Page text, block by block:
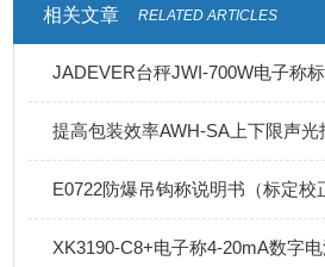
相关文章 RELATED ARTICLES
JADEVER台秤JWI-700W电子称
提高包装效率AWH-SA上下限声光
E0722防爆吊钩称说明书（标定校
XK3190-C8+电子称4-20mA数字